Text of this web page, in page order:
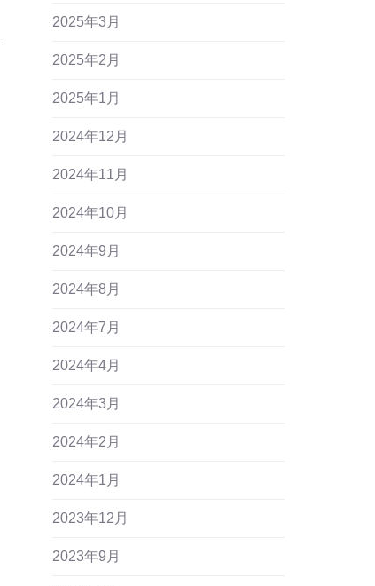
2025年3月
2025年2月
2025年1月
2024年12月
2024年11月
2024年10月
2024年9月
2024年8月
2024年7月
2024年4月
2024年3月
2024年2月
2024年1月
2023年12月
2023年9月